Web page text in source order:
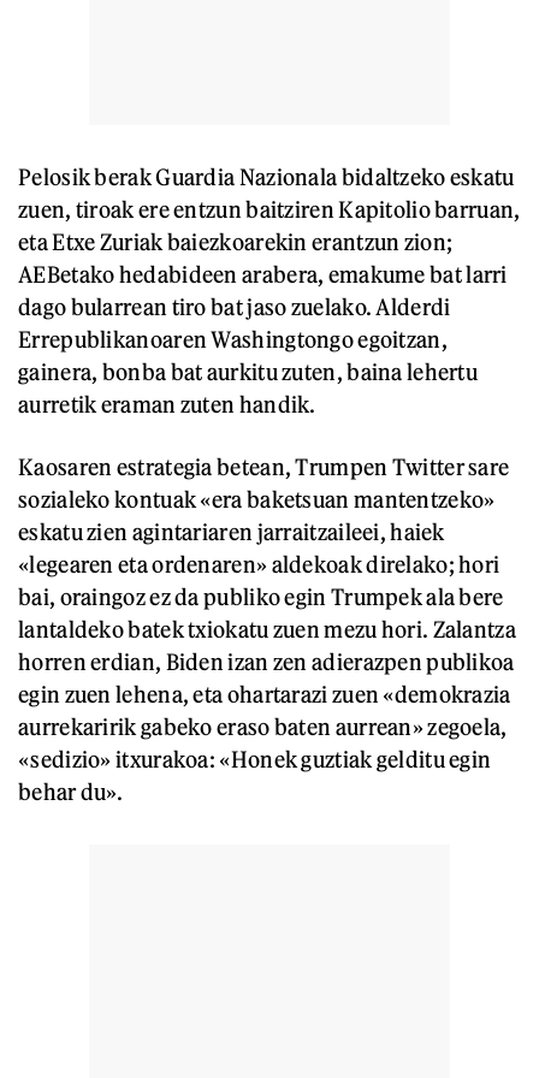
Pelosik berak Guardia Nazionala bidaltzeko eskatu
zuen, tiroak ere entzun baitziren Kapitolio barruan,
eta Etxe Zuriak baiezkoarekin erantzun zion;
AEBetako hedabideen arabera, emakume bat larri
dago bularrean tiro bat jaso zuelako. Alderdi
Errepublikanoaren Washingtongo egoitzan,
gainera, bonba bat aurkitu zuten, baina lehertu
aurretik eraman zuten handik.
Kaosaren estrategia betean, Trumpen Twitter sare
sozialeko kontuak «era baketsuan mantentzeko»
eskatu zien agintariaren jarraitzaileei, haiek
«legearen eta ordenaren» aldekoak direlako; hori
bai, oraingoz ez da publiko egin Trumpek ala bere
lantaldeko batek txiokatu zuen mezu hori. Zalantza
horren erdian, Biden izan zen adierazpen publikoa
egin zuen lehena, eta ohartarazi zuen «demokrazia
aurrekaririk gabeko eraso baten aurrean» zegoela,
«sedizio» itxurakoa: «Honek guztiak gelditu egin
behar du».